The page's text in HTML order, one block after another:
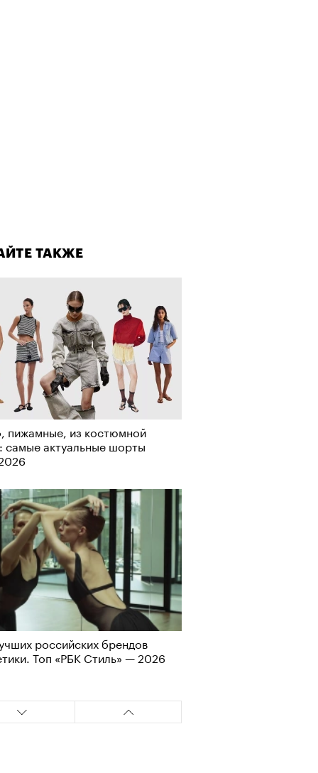
ТАКЖЕ
пижамные, из костюмной
самые актуальные шорты
российских брендов
Топ «РБК Стиль» — 2026
и masters:dom
Altman Talks: «Умение